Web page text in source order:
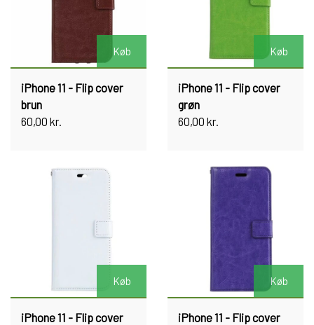
Køb
iPhone 11 - Flip cover
brun
60,00 kr.
Køb
iPhone 11 - Flip cover
grøn
60,00 kr.
Køb
iPhone 11 - Flip cover
Køb
iPhone 11 - Flip cover